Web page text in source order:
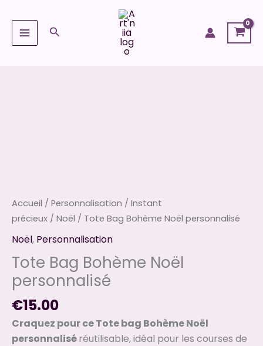
contenu
Rechercher
Accueil / Personnalisation / Instant
précieux / Noël / Tote Bag Bohème Noël personnalisé
Noël, Personnalisation
Tote Bag Bohème Noël
personnalisé
€15.00
Craquez pour ce Tote bag Bohème Noël
personnaliséréutilisable, idéal pour les courses de